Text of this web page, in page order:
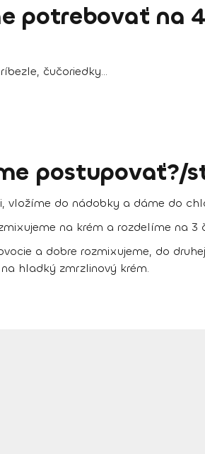
potrebovať na
čučoriedky...
postupovať?/
vložíme do nádobky a dáme do
na krém a rozdelíme na 3
a dobre rozmixujeme, do
hladký zmrzlinový krém.